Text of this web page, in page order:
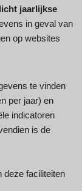
jaarlijkse
in geval van
op websites
te vinden
per jaar) en
indicatoren
is de
deze faciliteiten